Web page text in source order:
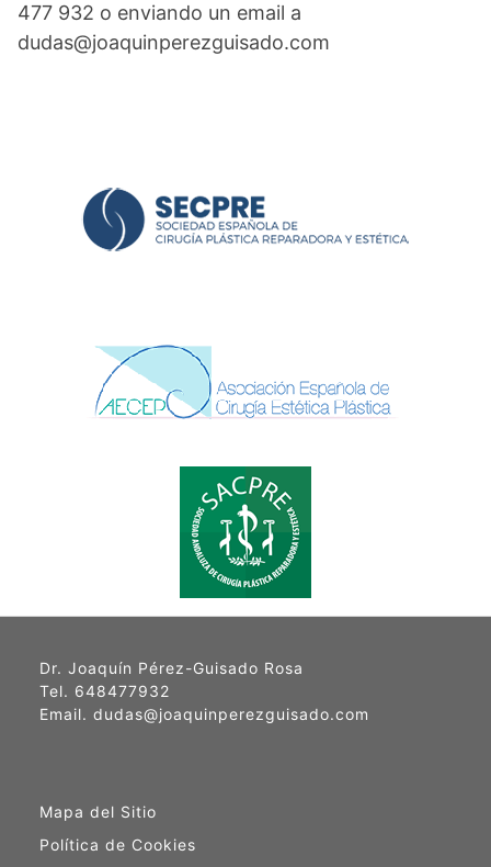
477 932 o enviando un email a
dudas@joaquinperezguisado.com
Dr. Joaquín Pérez-Guisado Rosa
Tel. 648477932
Email. dudas@joaquinperezguisado.com
Mapa del Sitio
Política de Cookies